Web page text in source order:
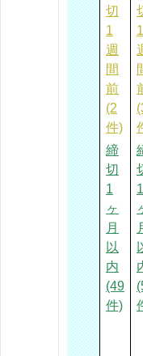
切
1
週
間
前
(2
件)
締
切
1
ヶ
月
以
内
(49
件)
1
1